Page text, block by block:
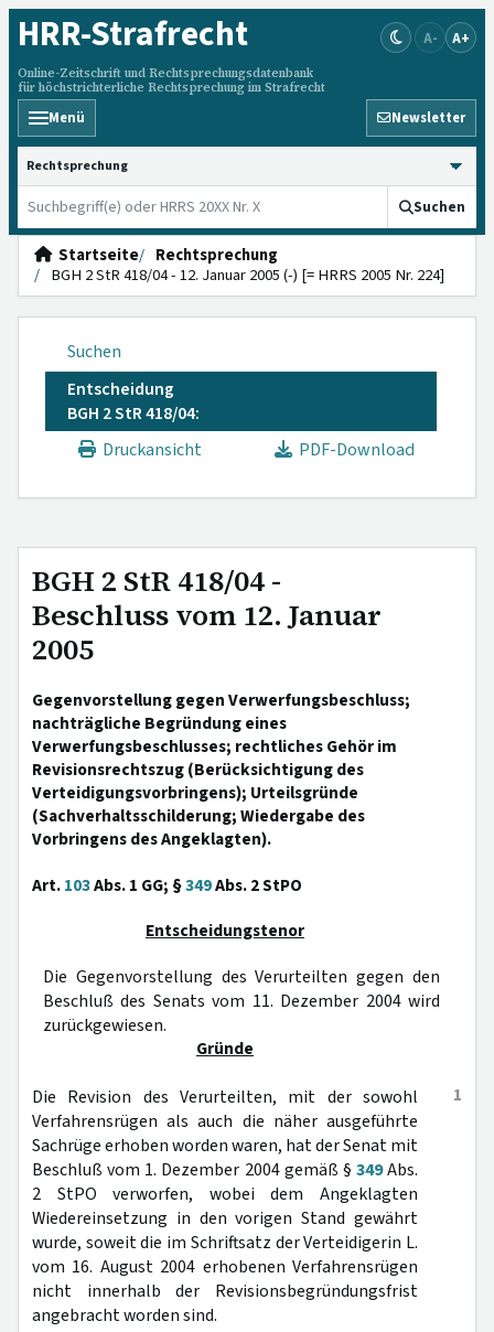
HRR-Strafrecht
Online-Zeitschrift und Rechtsprechungsdatenbank
für höchstrichterliche Rechtsprechung im Strafrecht
A- A+
Menü Newsletter
HRRS durchsuchen
Suchen
Startseite
Rechtsprechung
BGH 2 StR 418/04 - 12. Januar 2005 (-) [= HRRS 2005 Nr. 224]
Suchen
Entscheidung
BGH 2 StR 418/04:
Druckansicht
PDF-Download
BGH 2 StR 418/04 -
Beschluss vom 12. Januar
2005
Gegenvorstellung gegen Verwerfungsbeschluss;
nachträgliche Begründung eines
Verwerfungsbeschlusses; rechtliches Gehör im
Revisionsrechtszug (Berücksichtigung des
Verteidigungsvorbringens); Urteilsgründe
(Sachverhaltsschilderung; Wiedergabe des
Vorbringens des Angeklagten).
Art.103Abs. 1 GG; §349Abs. 2 StPO
Entscheidungstenor
Die Gegenvorstellung des Verurteilten gegen den
Beschluß des Senats vom 11. Dezember 2004 wird
zurückgewiesen.
Gründe
1
Die Revision des Verurteilten, mit der sowohl
Verfahrensrügen als auch die näher ausgeführte
Sachrüge erhoben worden waren, hat der Senat mit
Beschluß vom 1. Dezember 2004 gemäß § 349Abs.
2 StPO verworfen, wobei dem Angeklagten
Wiedereinsetzung in den vorigen Stand gewährt
wurde, soweit die im Schriftsatz der Verteidigerin L.
vom 16. August 2004 erhobenen Verfahrensrügen
nicht innerhalb der Revisionsbegründungsfrist
angebracht worden sind.